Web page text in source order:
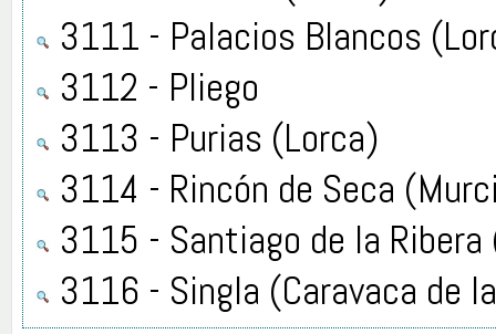
3111 - Palacios Blancos
3112 - Pliego
3113 - Purias (Lorca)
3114 - Rincón de Seca
3115 - Santiago de la
3116 - Singla (Caravaca de